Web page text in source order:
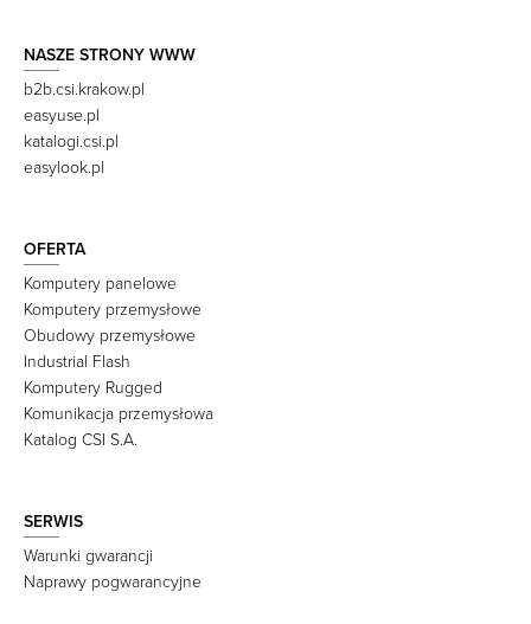
NASZE STRONY WWW
b2b.csi.krakow.pl
easyuse.pl
katalogi.csi.pl
easylook.pl
OFERTA
Komputery panelowe
Komputery przemysłowe
Obudowy przemysłowe
Industrial Flash
Komputery Rugged
Komunikacja przemysłowa
Katalog CSI S.A.
SERWIS
Warunki gwarancji
Naprawy pogwarancyjne